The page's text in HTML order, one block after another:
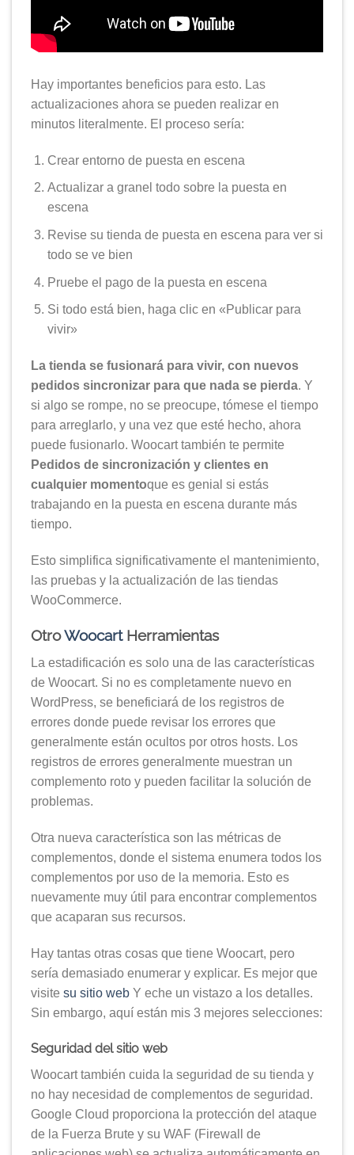
Hay importantes beneficios para esto. Las
actualizaciones ahora se pueden realizar en
minutos literalmente. El proceso sería:
Crear entorno de puesta en escena
Actualizar a granel todo sobre la puesta en
escena
Revise su tienda de puesta en escena para ver si
todo se ve bien
Pruebe el pago de la puesta en escena
Si todo está bien, haga clic en «Publicar para
vivir»
La tienda se fusionará para vivir, con nuevos
pedidos sincronizar para que nada se pierda. Y
si algo se rompe, no se preocupe, tómese el tiempo
para arreglarlo, y una vez que esté hecho, ahora
puede fusionarlo. Woocart también te permite
Pedidos de sincronización y clientes en
cualquier momentoque es genial si estás
trabajando en la puesta en escena durante más
tiempo.
Esto simplifica significativamente el mantenimiento,
las pruebas y la actualización de las tiendas
WooCommerce.
OtroWoocartHerramientas
La estadificación es solo una de las características
de Woocart. Si no es completamente nuevo en
WordPress, se beneficiará de los registros de
errores donde puede revisar los errores que
generalmente están ocultos por otros hosts. Los
registros de errores generalmente muestran un
complemento roto y pueden facilitar la solución de
problemas.
Otra nueva característica son las métricas de
complementos, donde el sistema enumera todos los
complementos por uso de la memoria. Esto es
nuevamente muy útil para encontrar complementos
que acaparan sus recursos.
Hay tantas otras cosas que tiene Woocart, pero
sería demasiado enumerar y explicar. Es mejor que
visite su sitio web Y eche un vistazo a los detalles.
Sin embargo, aquí están mis 3 mejores selecciones:
Seguridad del sitio web
Woocart también cuida la seguridad de su tienda y
no hay necesidad de complementos de seguridad.
Google Cloud proporciona la protección del ataque
de la Fuerza Brute y su WAF (Firewall de